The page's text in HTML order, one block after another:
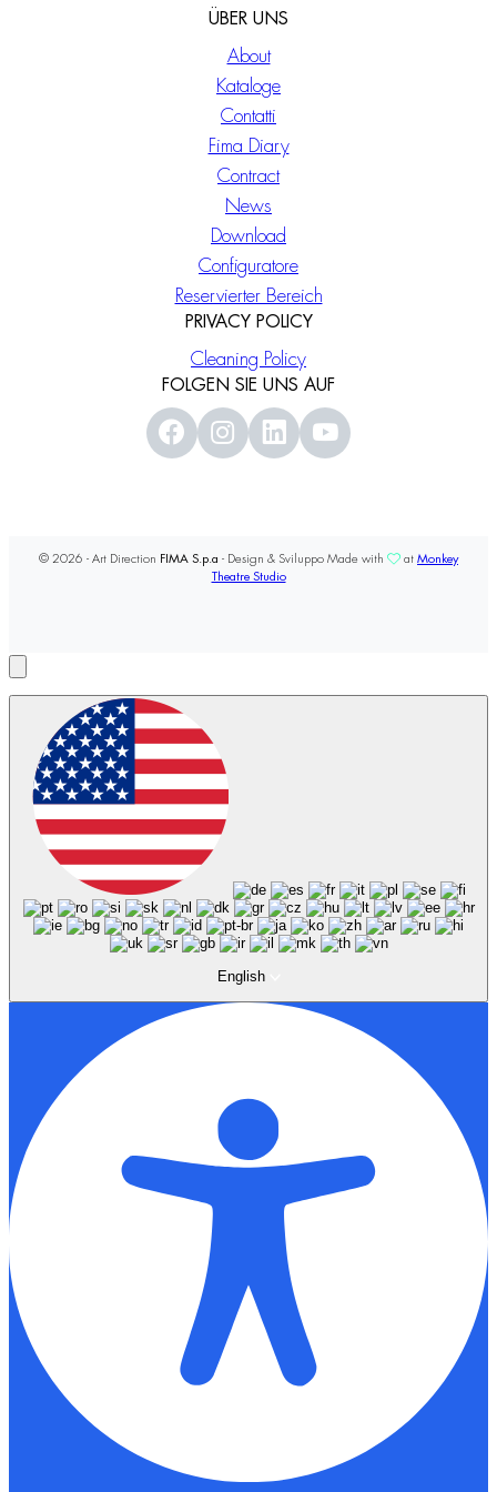
ÜBER UNS
About
Kataloge
Contatti
Fima Diary
Contract
News
Download
Configuratore
Reservierter Bereich
PRIVACY POLICY
Cleaning Policy
FOLGEN SIE UNS AUF
© 2026 - Art Direction FIMA S.p.a - Design & Sviluppo Made with at Monkey
Theatre Studio
English